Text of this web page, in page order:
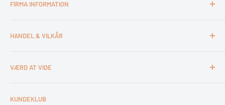
Otto Mønsteds Vej 6
Tlf. 98180011
FIRMA INFORMATION
Medarbejdere
Kundeklub
HANDEL & VILKÅR
Handelsbetingelser
Garantiservice
VÆRD AT VIDE
Montering
KUNDEKLUB